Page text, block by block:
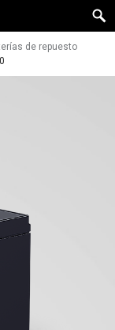
de repuesto